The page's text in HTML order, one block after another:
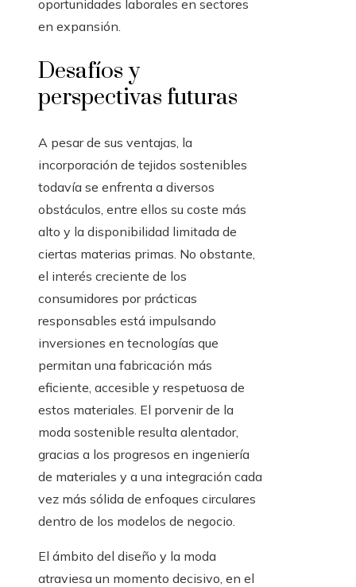
oportunidades laborales en sectores
en expansión.
Desafíos y
perspectivas futuras
A pesar de sus ventajas, la
incorporación de tejidos sostenibles
todavía se enfrenta a diversos
obstáculos, entre ellos su coste más
alto y la disponibilidad limitada de
ciertas materias primas. No obstante,
el interés creciente de los
consumidores por prácticas
responsables está impulsando
inversiones en tecnologías que
permitan una fabricación más
eficiente, accesible y respetuosa de
estos materiales. El porvenir de la
moda sostenible resulta alentador,
gracias a los progresos en ingeniería
de materiales y a una integración cada
vez más sólida de enfoques circulares
dentro de los modelos de negocio.
El ámbito del diseño y la moda
atraviesa un momento decisivo, en el